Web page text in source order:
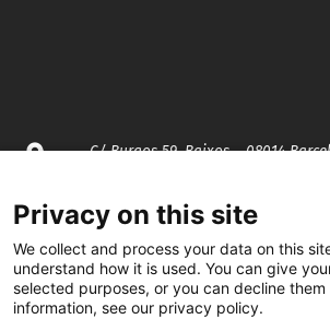
C/ Burgos 59, Baixos – 08014
spccc@spcgtcatalunya.cat
935 120 481
Privacy on this site
We collect and process your data on this
understand how it is used. You can give
selected purposes, or you can decline them
information, see our privacy policy.